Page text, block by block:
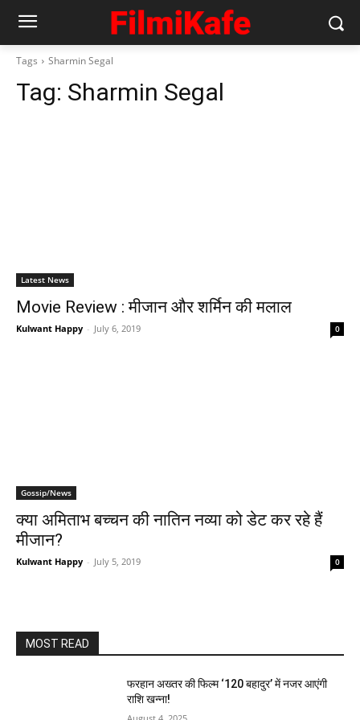
Tags Sharmin Segal
Tag: Sharmin Segal
Latest News
Movie Review : मीजान और शर्मिन की मलाल
Kulwant Happy - July 6, 2019 0
Gossip/News
क्‍या अमिताभ बच्‍चन की नातिन नव्‍या को डेट कर रहे हैं
मीजान?
Kulwant Happy - July 5, 2019 0
MOST READ
फरहान अख्तर की फिल्म ‘120 बहादुर’ में नजर आएंगी
राशि खन्ना!